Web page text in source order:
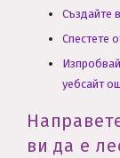
Създайте
Спестете
уебсайт
ви да е